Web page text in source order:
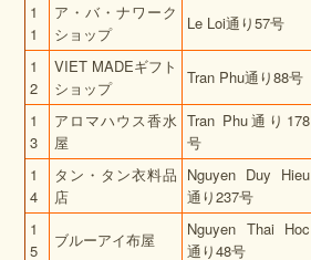
1
1
ア・バ・ナワーク
ショップ
Le Loi通り57号
1
2
VIET MADEギフト
ショップ
Tran Phu通り88号
1
3
アロマハウス香水
屋
Tran Phu通り178
号
1
4
タン・タン衣料品
店
Nguyen Duy Hieu
通り237号
1
5
ブルーアイ布屋
Nguyen Thai Hoc
通り48号